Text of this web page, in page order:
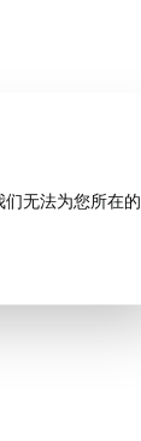
无法为您所在的